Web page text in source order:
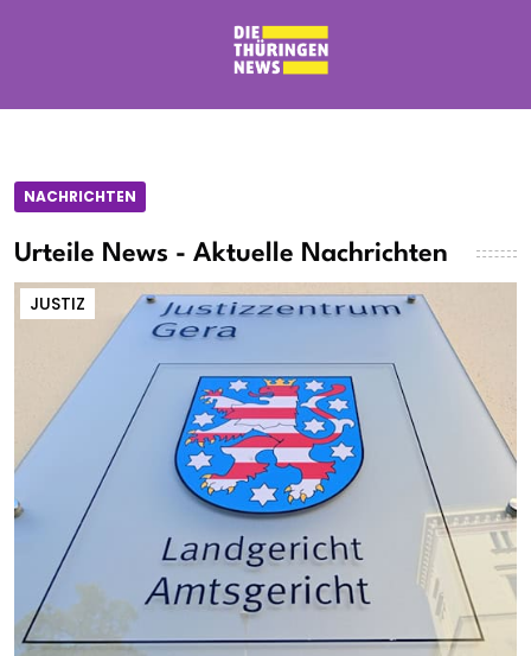
NACHRICHTEN
Urteile News - Aktuelle Nachrichten
JUSTIZ